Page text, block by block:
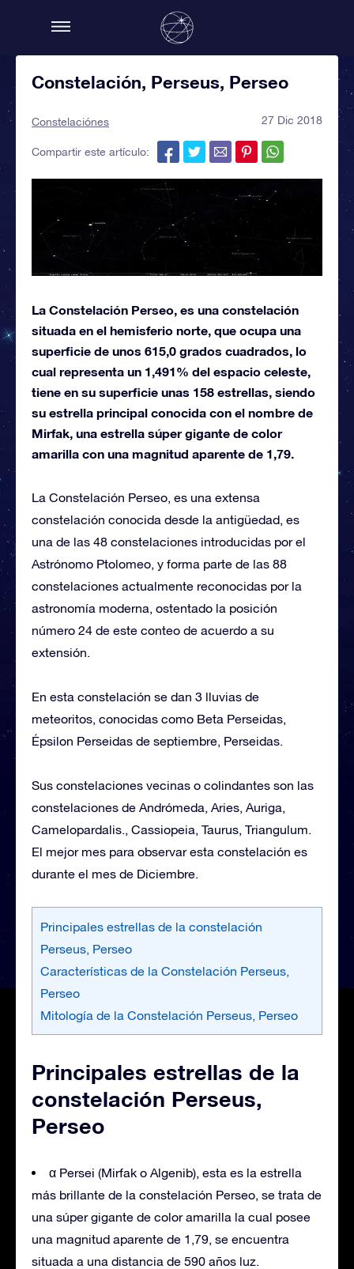
Constelación, Perseus, Perseo
Constelaciónes 27 Dic 2018
Compartir este artículo:
La Constelación Perseo, es una constelación
situada en el hemisferio norte, que ocupa una
superficie de unos 615,0 grados cuadrados, lo
cual representa un 1,491% del espacio celeste,
tiene en su superficie unas 158 estrellas, siendo
su estrella principal conocida con el nombre de
Mirfak, una estrella súper gigante de color
amarilla con una magnitud aparente de 1,79.
La Constelación Perseo, es una extensa
constelación conocida desde la antigüedad, es
una de las 48 constelaciones introducidas por el
Astrónomo Ptolomeo, y forma parte de las 88
constelaciones actualmente reconocidas por la
astronomía moderna, ostentado la posición
número 24 de este conteo de acuerdo a su
extensión.
En esta constelación se dan 3 lluvias de
meteoritos, conocidas como Beta Perseidas,
Épsilon Perseidas de septiembre, Perseidas.
Sus constelaciones vecinas o colindantes son las
constelaciones de Andrómeda, Aries, Auriga,
Camelopardalis., Cassiopeia, Taurus, Triangulum.
El mejor mes para observar esta constelación es
durante el mes de Diciembre.
Principales estrellas de la constelación
Perseus, Perseo
Características de la Constelación Perseus,
Perseo
Mitología de la Constelación Perseus, Perseo
Principales estrellas de la
constelación Perseus,
Perseo
α Persei (Mirfak o Algenib), esta es la estrella
más brillante de la constelación Perseo, se trata de
una súper gigante de color amarilla la cual posee
una magnitud aparente de 1,79, se encuentra
situada a una distancia de 590 años luz.